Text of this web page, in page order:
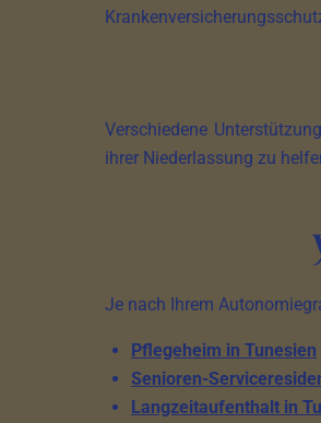
Verschiedene
ihrer Niederlassung zu
Je nach Ihrem
Pflegeheim in Tunesien
Senioren-
Langzeitaufenthalt in